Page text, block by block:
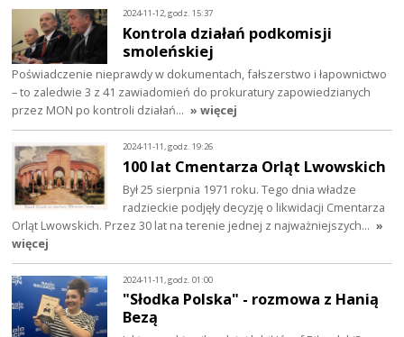
2024-11-12, godz. 15:37
Kontrola działań podkomisji
smoleńskiej
Poświadczenie nieprawdy w dokumentach, fałszerstwo i łapownictwo
– to zaledwie 3 z 41 zawiadomień do prokuratury zapowiedzianych
przez MON po kontroli działań… » więcej
2024-11-11, godz. 19:26
100 lat Cmentarza Orląt Lwowskich
Był 25 sierpnia 1971 roku. Tego dnia władze
radzieckie podjęły decyzję o likwidacji Cmentarza
Orląt Lwowskich. Przez 30 lat na terenie jednej z najważniejszych… »
więcej
2024-11-11, godz. 01:00
"Słodka Polska" - rozmowa z Hanią
Bezą